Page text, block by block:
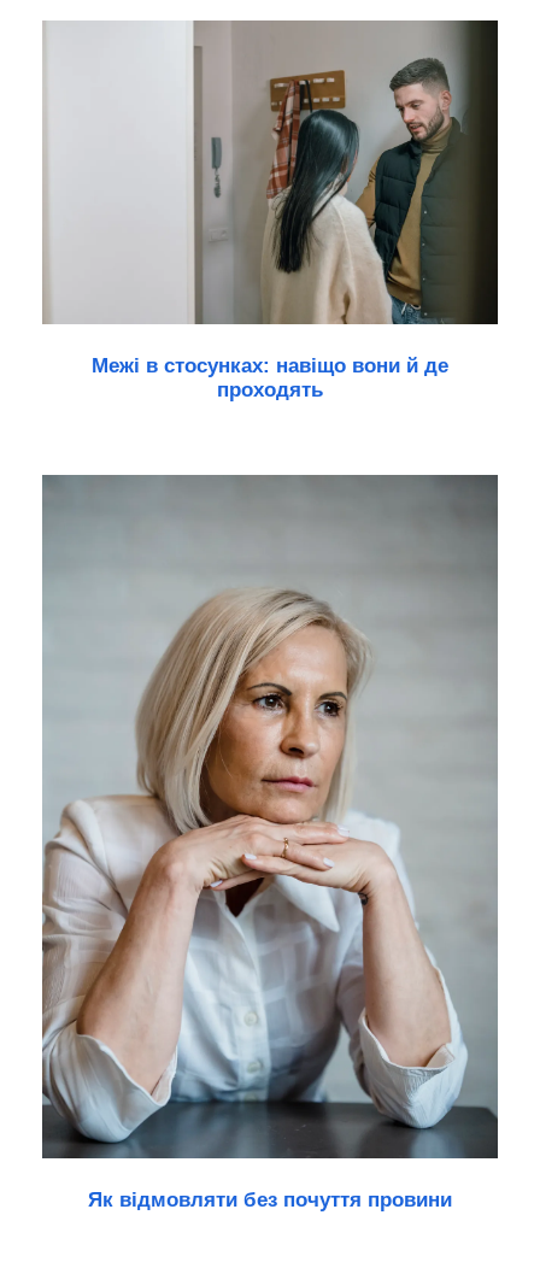
Межі в стосунках: навіщо вони й де
проходять
Як відмовляти без почуття провини